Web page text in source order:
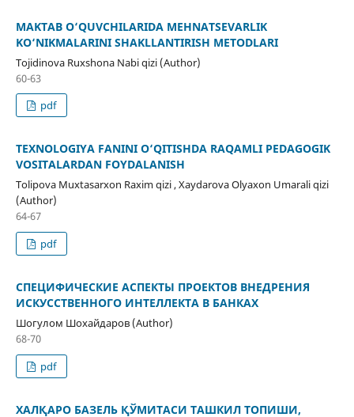
MAKTAB O‘QUVCHILARIDA MEHNATSEVARLIK
KO‘NIKMALARINI SHAKLLANTIRISH METODLARI
Tojidinova Ruxshona Nabi qizi (Author)
60-63
pdf
TEXNOLOGIYA FANINI O‘QITISHDA RAQAMLI PEDAGOGIK
VOSITALARDAN FOYDALANISH
Tolipova Muxtasarxon Raxim qizi , Xaydarova Olyaxon Umarali qizi
(Author)
64-67
pdf
СПЕЦИФИЧЕСКИЕ АСПЕКТЫ ПРОЕКТОВ ВНЕДРЕНИЯ
ИСКУССТВЕННОГО ИНТЕЛЛЕКТА В БАНКАХ
Шогулом Шохайдаров (Author)
68-70
pdf
ХАЛҚАРО БАЗЕЛЬ ҚЎМИТАСИ ТАШКИЛ ТОПИШИ,